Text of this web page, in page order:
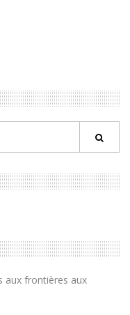
aux frontières aux